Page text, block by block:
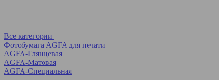
Все категории
Фотобумага AGFA для печати
AGFA-Глянцевая
AGFA-Матовая
AGFA-Специальная